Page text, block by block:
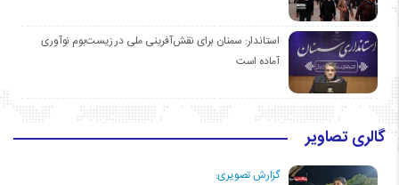
استاندار: سمنان برای نقش‌آفرینی ملی در زیست‌بوم نوآوری
آماده است
گالری تصاویر
گزارش تصویری: